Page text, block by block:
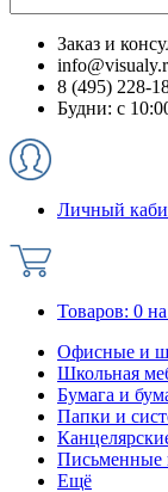
Заказ и
8 (495) 228-
Будни: с
Личный
Товаров: 0 на
Офисные и
Школьная
Бумага и
Папки и
Письменные
Ещё